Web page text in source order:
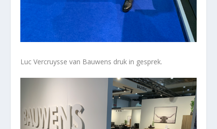
Luc Vercruysse van Bauwens druk in gesprek.